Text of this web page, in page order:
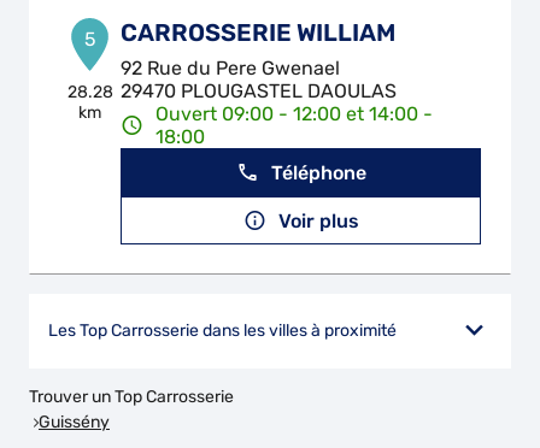
5
28.28
km
CARROSSERIE WILLIAM
92 Rue du Pere Gwenael
29470 PLOUGASTEL DAOULAS
Ouvert 09:00 - 12:00 et 14:00 -
18:00
Téléphone
Voir plus
Les Top Carrosserie dans les villes à proximité
Trouver un Top Carrosserie
Guissény